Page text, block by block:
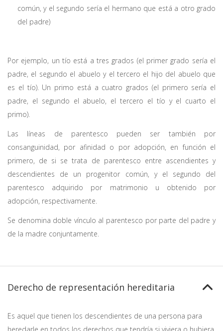
común, y el segundo sería el hermano que está a otro grado
del padre)
Por ejemplo, un tío está a tres grados (el primer grado sería el
padre, el segundo el abuelo y el tercero el hijo del abuelo que
es el tío). Un primo está a cuatro grados (el primero sería el
padre, el segundo el abuelo, el tercero el tío y el cuarto el
primo).
Las líneas de parentesco pueden ser también por
consanguinidad, por afinidad o por adopción, en función el
primero, de si se trata de parentesco entre ascendientes y
descendientes de un progenitor común, y el segundo del
parentesco adquirido por matrimonio u obtenido por
adopción, respectivamente.
Se denomina doble vínculo al parentesco por parte del padre y
de la madre conjuntamente.
Derecho de representación hereditaria
Es aquel que tienen los descendientes de una persona para